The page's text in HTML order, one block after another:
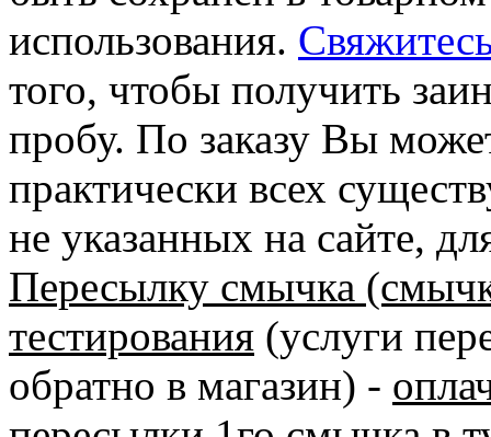
использования.
того, чтобы получить
пробу. По заказу Вы
практически всех
не указанных на сайте,
Пересылку смычка
тестирования (услуги
обратно в магазин) -